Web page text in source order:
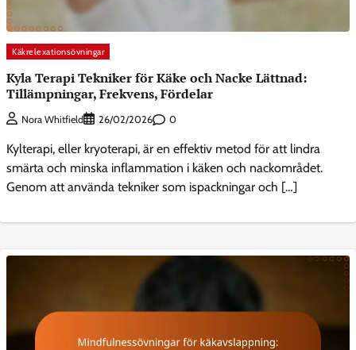
Käkrelexationsövningar
Kyla Terapi Tekniker för Käke och Nacke Lättnad:
Tillämpningar, Frekvens, Fördelar
Nora Whitfield 26/02/2026 0
Kylterapi, eller kryoterapi, är en effektiv metod för att lindra
smärta och minska inflammation i käken och nackområdet.
Genom att använda tekniker som ispackningar och […]